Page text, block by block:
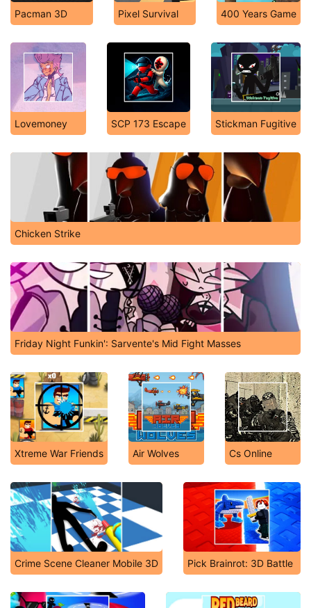
Pacman 3D Pixel Survival 400 Years Game
Lovemoney SCP 173 Escape Stickman Fugitive
Chicken Strike
Friday Night Funkin': Sarvente's Mid Fight Masses
Xtreme War Friends Air Wolves Cs Online
Crime Scene Cleaner Mobile 3D Pick Brainrot: 3D Battle